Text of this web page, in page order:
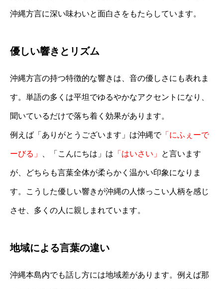
沖縄方言に深い味わいと面白さをもたらしています。
優しい響きとリズム
沖縄方言の持つ特徴的な響きは、音の優しさにも表れま
す。単語の多くは平坦でゆるやかなアクセントになり、
聞いているだけで落ち着く効果があります。
例えば「ありがとうございます」は沖縄で「にふぇーで
ーびる」 、「こんにちは」は 「はいさい」 と言います
が、どちらも言葉全体が柔らかく温かい印象になりま
す。こうした優しい響きが沖縄の人懐っこい人柄を感じ
させ、多くの人に親しまれています。
地域による言葉の違い
沖縄本島内でも話し方には地域差があります。例えば那